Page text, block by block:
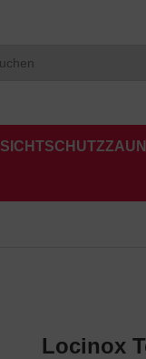
SICHTSCHUTZZAUN
Locinox